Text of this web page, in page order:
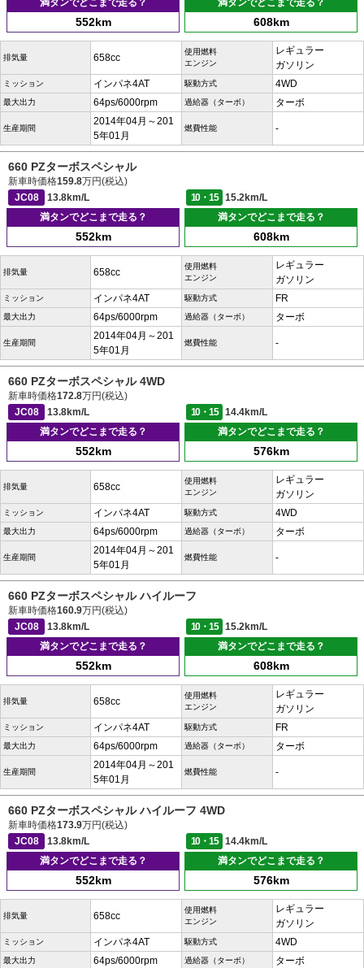
満タンでどこまで走る？
552km
満タンでどこまで走る？
608km
排気量 658cc
使用燃料
エンジン
レギュラー
ガソリン
ミッション インパネ4AT 駆動方式 4WD
最大出力 64ps/6000rpm 過給器（ターボ） ターボ
生産期間
2014年04月～201
5年01月
燃費性能 -
660 PZターボスペシャル
新車時価格159.8万円(税込)
JC08
13.8km/L 10・15
15.2km/L
満タンでどこまで走る？
552km
満タンでどこまで走る？
608km
排気量 658cc
使用燃料
エンジン
レギュラー
ガソリン
ミッション インパネ4AT 駆動方式 FR
最大出力 64ps/6000rpm 過給器（ターボ） ターボ
生産期間
2014年04月～201
5年01月
燃費性能 -
660 PZターボスペシャル 4WD
新車時価格172.8万円(税込)
JC08
13.8km/L 10・15
14.4km/L
満タンでどこまで走る？
552km
満タンでどこまで走る？
576km
排気量 658cc
使用燃料
エンジン
レギュラー
ガソリン
ミッション インパネ4AT 駆動方式 4WD
最大出力 64ps/6000rpm 過給器（ターボ） ターボ
生産期間
2014年04月～201
5年01月
燃費性能 -
660 PZターボスペシャル ハイルーフ
新車時価格160.9万円(税込)
JC08
13.8km/L 10・15
15.2km/L
満タンでどこまで走る？
552km
満タンでどこまで走る？
608km
排気量 658cc
使用燃料
エンジン
レギュラー
ガソリン
ミッション インパネ4AT 駆動方式 FR
最大出力 64ps/6000rpm 過給器（ターボ） ターボ
生産期間
2014年04月～201
5年01月
燃費性能 -
660 PZターボスペシャル ハイルーフ 4WD
新車時価格173.9万円(税込)
JC08
13.8km/L 10・15
14.4km/L
満タンでどこまで走る？
552km
満タンでどこまで走る？
576km
排気量 658cc
使用燃料
エンジン
レギュラー
ガソリン
ミッション インパネ4AT 駆動方式 4WD
最大出力 64ps/6000rpm 過給器（ターボ） ターボ